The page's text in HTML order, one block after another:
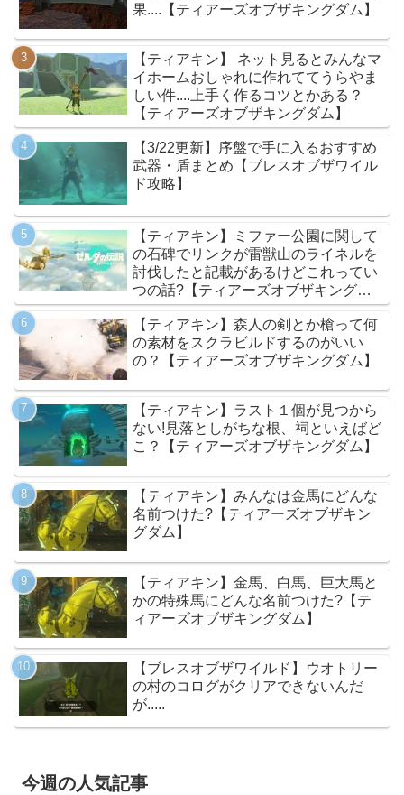
果....【ティアーズオブザキングダム】
【ティアキン】 ネット見るとみんなマ
イホームおしゃれに作れててうらやま
しい件....上手く作るコツとかある？
【ティアーズオブザキングダム】
【3/22更新】序盤で手に入るおすすめ
武器・盾まとめ【ブレスオブザワイル
ド攻略】
【ティアキン】ミファー公園に関して
の石碑でリンクが雷獣山のライネルを
討伐したと記載があるけどこれってい
つの話?【ティアーズオブザキングダ
ム】
【ティアキン】森人の剣とか槍って何
の素材をスクラビルドするのがいい
の？【ティアーズオブザキングダム】
【ティアキン】ラスト１個が見つから
ない!見落としがちな根、祠といえばど
こ？【ティアーズオブザキングダム】
【ティアキン】みんなは金馬にどんな
名前つけた?【ティアーズオブザキン
グダム】
【ティアキン】金馬、白馬、巨大馬と
かの特殊馬にどんな名前つけた?【テ
ィアーズオブザキングダム】
【ブレスオブザワイルド】ウオトリー
の村のコログがクリアできないんだ
が.....
今週の人気記事